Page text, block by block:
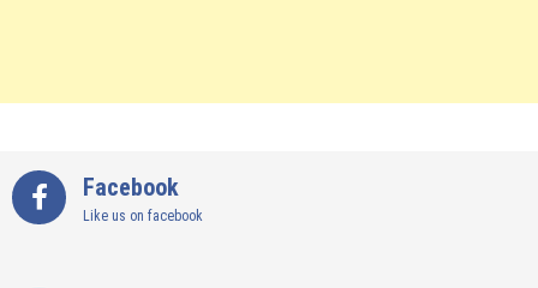
Facebook
Like us on facebook